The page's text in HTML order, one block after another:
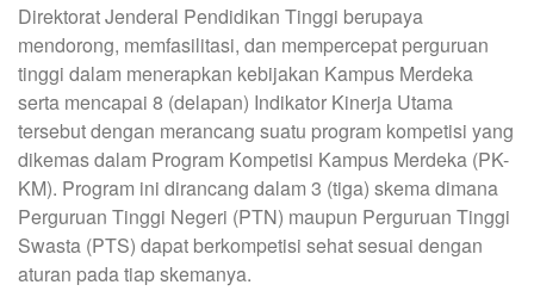
Direktorat Jenderal Pendidikan Tinggi berupaya
mendorong, memfasilitasi, dan mempercepat perguruan
tinggi dalam menerapkan kebijakan Kampus Merdeka
serta mencapai 8 (delapan) Indikator Kinerja Utama
tersebut dengan merancang suatu program kompetisi yang
dikemas dalam Program Kompetisi Kampus Merdeka (PK-
KM). Program ini dirancang dalam 3 (tiga) skema dimana
Perguruan Tinggi Negeri (PTN) maupun Perguruan Tinggi
Swasta (PTS) dapat berkompetisi sehat sesuai dengan
aturan pada tiap skemanya.